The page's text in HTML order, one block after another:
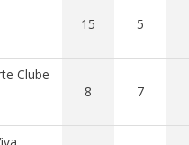
15 5
Clube
8 7